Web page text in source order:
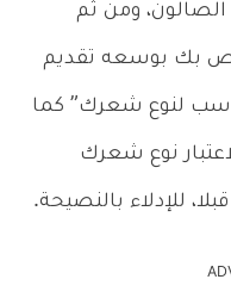
ومن ثم
بك بوسعه تقديم
لنوع شعرك” كما
نوع شعرك
للإدلاء بالنصيحة.